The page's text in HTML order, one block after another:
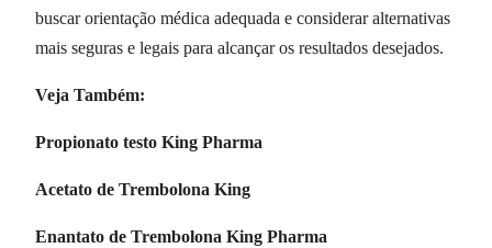
buscar orientação médica adequada e considerar alternativas
mais seguras e legais para alcançar os resultados desejados.
Veja Também:
Propionato testo King Pharma
Acetato de Trembolona King
Enantato de Trembolona King Pharma